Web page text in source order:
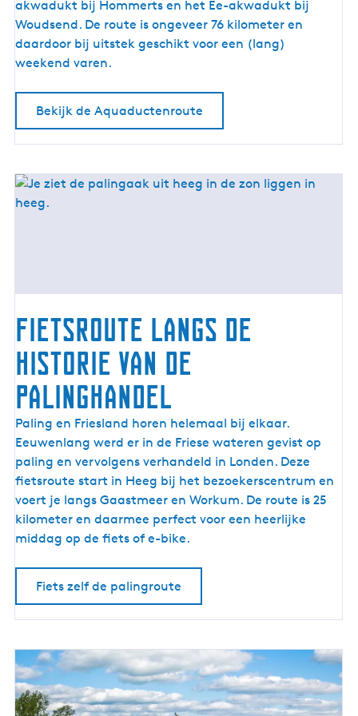
t
e
n
r
akwadukt bij Hommerts en het Ee-akwadukt bij
Woudsend. De route is ongeveer 76 kilometer en
daardoor bij uitstek geschikt voor een (lang)
weekend varen.
Bekijk de Aquaductenroute
Fietsroute langs de
historie van de
palinghandel
F
i
e
t
s
r
o
n
g
s
d
Paling en Friesland horen helemaal bij elkaar.
Eeuwenlang werd er in de Friese wateren gevist op
paling en vervolgens verhandeld in Londen. Deze
fietsroute start in Heeg bij het bezoekerscentrum en
voert je langs Gaastmeer en Workum. De route is 25
kilometer en daarmee perfect voor een heerlijke
middag op de fiets of e-bike.
Fiets zelf de palingroute